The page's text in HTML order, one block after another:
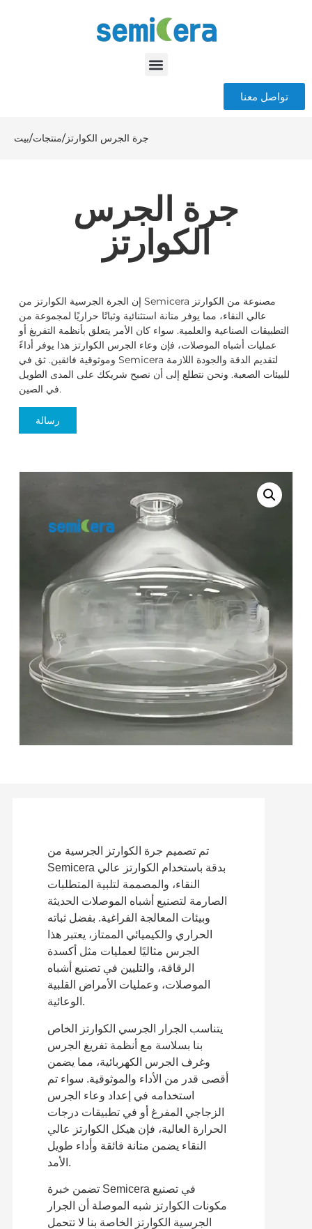
تواصل معنا
بيت/منتجات/جرة الجرس الكوارتز
جرة الجرس
الكوارتز
إن الجرة الجرسية الكوارتز من Semicera مصنوعة من الكوارتز
عالي النقاء، مما يوفر متانة استثنائية وثباتًا حراريًا لمجموعة من
التطبيقات الصناعية والعلمية. سواء كان الأمر يتعلق بأنظمة التفريغ أو
عمليات أشباه الموصلات، فإن وعاء الجرس الكوارتز هذا يوفر أداءً
وموثوقية فائقين. ثق في Semicera لتقديم الدقة والجودة اللازمة
للبيئات الصعبة. ونحن نتطلع إلى أن نصبح شريكك على المدى الطويل
في الصين.
رسالة
تم تصميم جرة الكوارتز الجرسية من
Semicera بدقة باستخدام الكوارتز عالي
النقاء، والمصممة لتلبية المتطلبات
الصارمة لتصنيع أشباه الموصلات الحديثة
وبيئات المعالجة الفراغية. بفضل ثباته
الحراري والكيميائي الممتاز، يعتبر هذا
الجرس مثاليًا لعمليات مثل أكسدة
الرقاقة، والتليين في تصنيع أشباه
الموصلات، وعمليات الأمراض القلبية
الوعائية.
يتناسب الجرار الجرسي الكوارتز الخاص
بنا بسلاسة مع أنظمة تفريغ الجرس
وغرف الجرس الكهربائية، مما يضمن
أقصى قدر من الأداء والموثوقية. سواء تم
استخدامه في إعداد وعاء الجرس
الزجاجي المفرغ أو في تطبيقات درجات
الحرارة العالية، فإن هيكل الكوارتز عالي
النقاء يضمن متانة فائقة وأداء طويل
الأمد.
تضمن خبرة Semicera في تصنيع
مكونات الكوارتز شبه الموصلة أن الجرار
الجرسية الكوارتز الخاصة بنا لا تتحمل